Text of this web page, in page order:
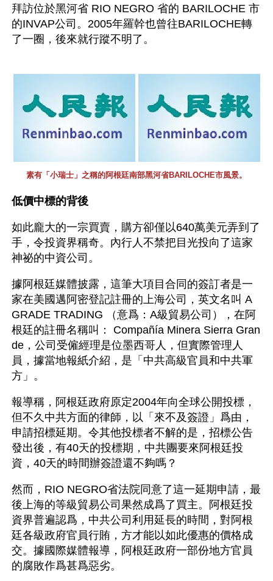
拜訪位於黑河省 RIO NEGRO 省的 BARILOCHE 市
的INVAP公司。2005年羅幹也曾往BARILOCHE轉
了一圈，後來就行蹤不明了。
素有「小瑞士」之稱的阿根廷南部黑河省BARILOCHE市風景。
低價中標的背後
如此龐大的一宗買賣，購方卻僅以640萬美元弄到了
手，令投資界稱奇。內行人不禁把目光投向了這家
神祕的中資公司。
據阿根廷媒體披露，這筆大項目合同的簽訂者是一
家在美國邁阿密登記註冊的上海公司，英文名叫 A
GRADE TRADING （意爲：A級貿易公司），在阿
根廷的註冊名稱叫： Compañía Minera Sierra Gran
de，公司受僱經理是位墨西哥人，但實際管理人
員，據當地報紙介紹，是「中共高級官員和中共軍
方」。
報導稱，阿根廷政府原定2004年向全球公開投標，
但不久中共方面的律師，以「來不及簽證」爲由，
申請招標延期。令其他投標者不解的是，招標公告
發出後，有40天的投標期，中共團要來阿根廷投
資，40天的時間辦簽證還不夠嗎？
然而，RIO NEGRO省法院同意了這一延期申請，最
後上海的等級貿易公司果然成爲了買主。阿根廷投
資界普遍認爲，中共公司利用延長的時間，對阿根
廷各級政府官員行賄，方才能以如此優惠的價格成
交。據國際媒體報導，阿根廷政府一部份地方官員
的腐敗作爲甚爲惡劣。